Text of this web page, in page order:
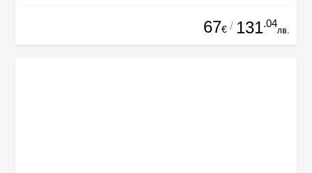
67€ / 131.04
лв.